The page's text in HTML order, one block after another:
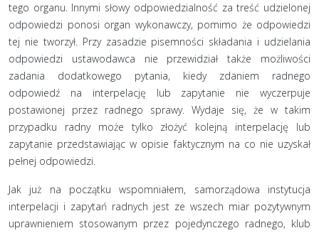
tego organu. Innymi słowy odpowiedzialność za treść udzielonej
odpowiedzi ponosi organ wykonawczy, pomimo że odpowiedzi
tej nie tworzył. Przy zasadzie pisemności składania i udzielania
odpowiedzi ustawodawca nie przewidział także możliwości
zadania dodatkowego pytania, kiedy zdaniem radnego
odpowiedź na interpelację lub zapytanie nie wyczerpuje
postawionej przez radnego sprawy. Wydaje się, że w takim
przypadku radny może tylko złożyć kolejną interpelację lub
zapytanie przedstawiając w opisie faktycznym na co nie uzyskał
pełnej odpowiedzi.
Jak już na początku wspomniałem, samorządowa instytucja
interpelacji i zapytań radnych jest ze wszech miar pozytywnym
uprawnieniem stosowanym przez pojedynczego radnego, klub